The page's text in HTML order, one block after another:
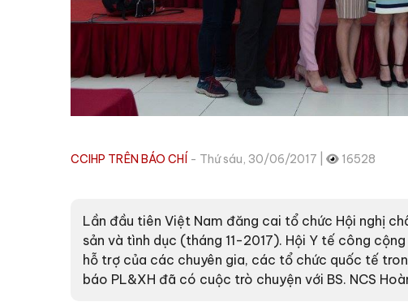
CCIHP TRÊN BÁO CHÍ - Thứ sáu, 30/06/2017 | 16528
Lần đầu tiên Việt Nam đăng cai tổ chức Hội nghị
sản và tình dục (tháng 11-2017). Hội Y tế công
hỗ trợ của các chuyên gia, các tổ chức quốc tế
báo PL&XH đã có cuộc trò chuyện với BS. NCS